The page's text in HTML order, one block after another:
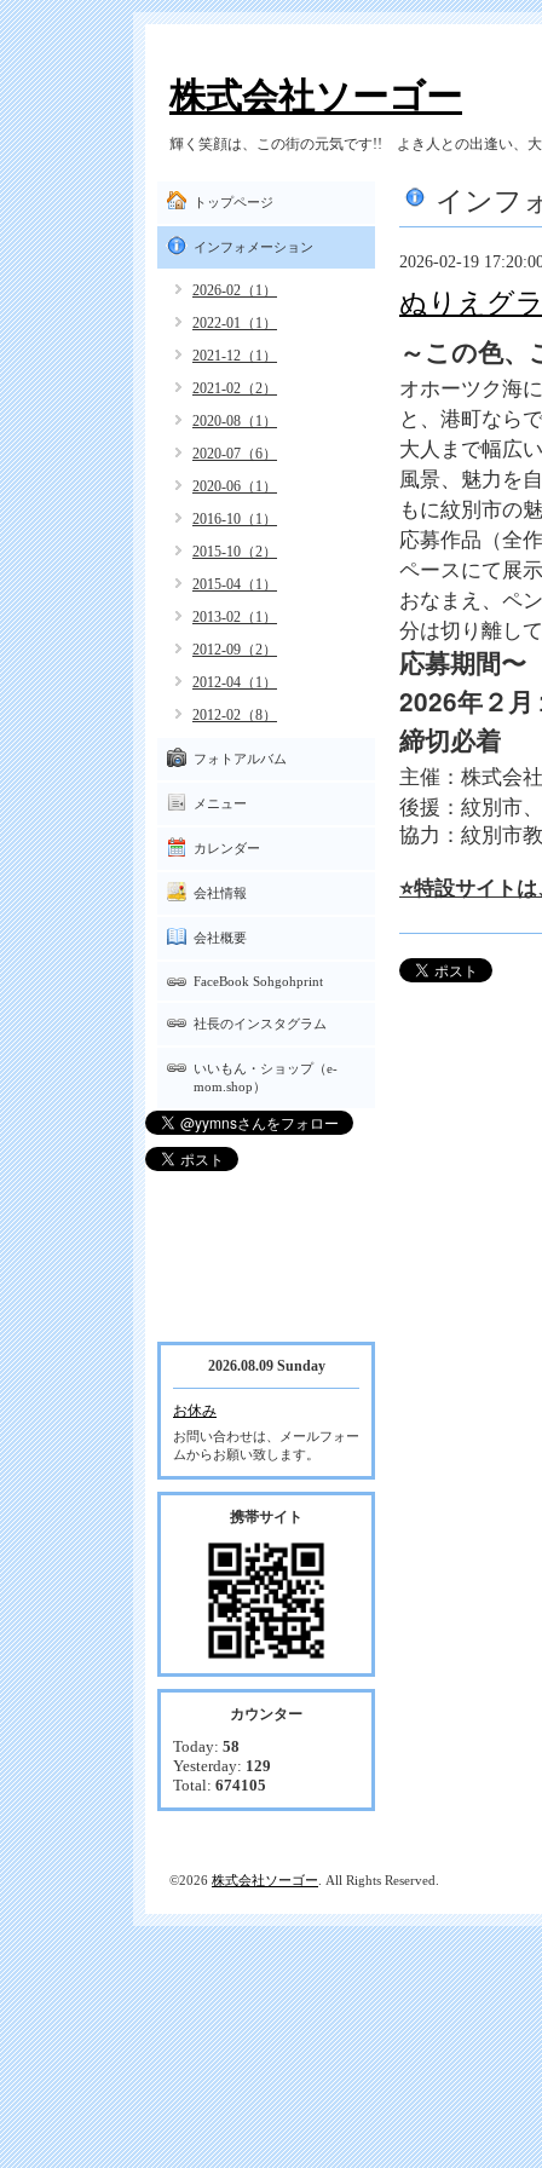
株式会社ソーゴー
輝く笑顔は、この街の元気です!! よき人との出逢い、
インフ
2026-02-19
ぬりえグ
～この色、
オホーツク海
と、港町なら
大人まで幅広
風景、魅力を
もに紋別市の
応募作品（全
ペースにて展
おなまえ、ペ
分は切り離し
応募期間〜
2026年２月
締切必着
主催：株式会
後援：紋別市
協力：紋別市
⭐️特設サイトは
トップページ
インフォメーション
2026-02（1）
2022-01（1）
2021-12（1）
2021-02（2）
2020-08（1）
2020-07（6）
2020-06（1）
2016-10（1）
2015-10（2）
2015-04（1）
2013-02（1）
2012-09（2）
2012-04（1）
2012-02（8）
フォトアルバム
メニュー
カレンダー
会社情報
会社概要
FaceBook Sohgohprint
社長のインスタグラム
いいもん・ショップ（e-
mom.shop）
2026.08.09 Sunday
お休み
お問い合わせは、メールフォー
ムからお願い致します。
携帯サイト
カウンター
Today: 58
Yesterday: 129
Total: 674105
©2026 株式会社ソーゴー . All Rights Reserved.